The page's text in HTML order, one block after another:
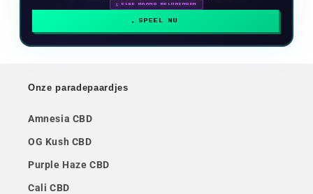
🗓 ELKE MAAND BELONINGEN
SPEEL NU
Onze paradepaardjes
Amnesia CBD
OG Kush CBD
Purple Haze CBD
Cali CBD